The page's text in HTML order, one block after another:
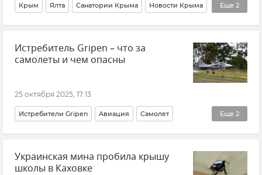
Еще 2
Крым Ялта Санатории Крыма Новости Крыма
Россия Михаил Мишустин
Истребитель Gripen – что за
самолеты и чем опасны
25 октября 2025, 17:13
Еще 2
Истребители Gripen Авиация Самолет
Оружие Поставки западного оружия Украине
Украинская мина пробила крышу
школы в Каховке